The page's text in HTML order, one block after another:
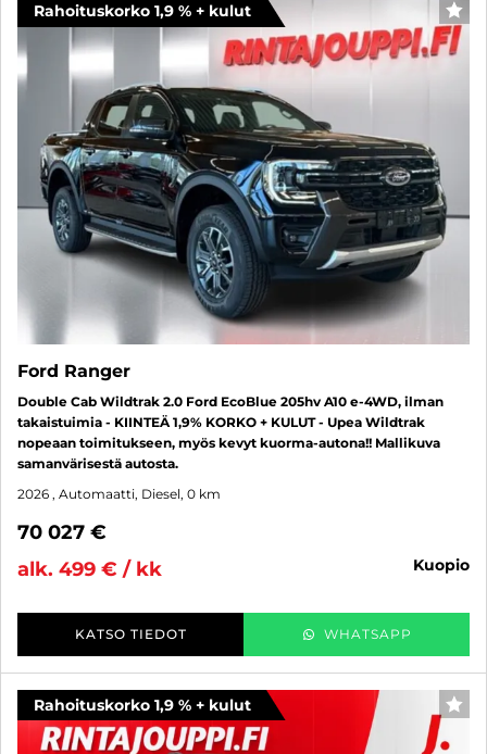
Rahoituskorko 1,9 % + kulut
Ford Ranger
Double Cab Wildtrak 2.0 Ford EcoBlue 205hv A10 e-4WD, ilman
takaistuimia - KIINTEÄ 1,9% KORKO + KULUT - Upea Wildtrak
nopeaan toimitukseen, myös kevyt kuorma-autona!! Mallikuva
samanvärisestä autosta.
2026 , Automaatti, Diesel, 0 km
70 027 €
alk. 499 € / kk
kuopio
KATSO TIEDOT WHATSAPP
Rahoituskorko 1,9 % + kulut